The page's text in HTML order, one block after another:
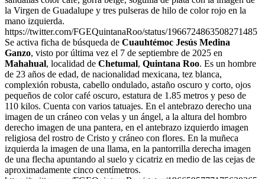
la Virgen de Guadalupe y tres pulseras de hilo de color rojo en la
mano izquierda.
https://twitter.com/FGEQuintanaRoo/status/1966724863508271485
Se activa ficha de búsqueda de Cuauhtémoc Jesús Medina
Ganzo, visto por última vez el 7 de septiembre de 2025 en
Mahahual, localidad de Chetumal, Quintana Roo. Es un hombre
de 23 años de edad, de nacionalidad mexicana, tez blanca,
complexión robusta, cabello ondulado, astaño oscuro y corto, ojos
pequeños de color café oscuro, estatura de 1.85 metros y peso de
110 kilos. Cuenta con varios tatuajes. En el antebrazo derecho una
imagen de un cráneo con velas y un ángel, a la altura del hombro
derecho imagen de una pantera, en el antebrazo izquierdo imagen
religiosa del rostro de Cristo y cráneo con flores. En la muñeca
izquierda la imagen de una llama, en la pantorrilla derecha imagen
de una flecha apuntando al suelo y cicatriz en medio de las cejas de
aproximadamente cinco centímetros.